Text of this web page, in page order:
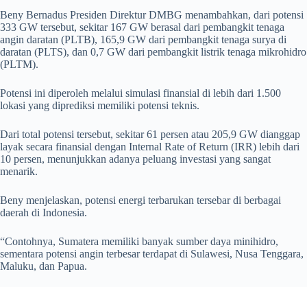
Beny Bernadus Presiden Direktur DMBG menambahkan, dari potensi
333 GW tersebut, sekitar 167 GW berasal dari pembangkit tenaga
angin daratan (PLTB), 165,9 GW dari pembangkit tenaga surya di
daratan (PLTS), dan 0,7 GW dari pembangkit listrik tenaga mikrohidro
(PLTM).
Potensi ini diperoleh melalui simulasi finansial di lebih dari 1.500
lokasi yang diprediksi memiliki potensi teknis.
Dari total potensi tersebut, sekitar 61 persen atau 205,9 GW dianggap
layak secara finansial dengan Internal Rate of Return (IRR) lebih dari
10 persen, menunjukkan adanya peluang investasi yang sangat
menarik.
Beny menjelaskan, potensi energi terbarukan tersebar di berbagai
daerah di Indonesia.
“Contohnya, Sumatera memiliki banyak sumber daya minihidro,
sementara potensi angin terbesar terdapat di Sulawesi, Nusa Tenggara,
Maluku, dan Papua.